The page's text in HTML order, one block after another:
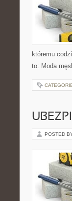
któremu
to: Moda
POSTED